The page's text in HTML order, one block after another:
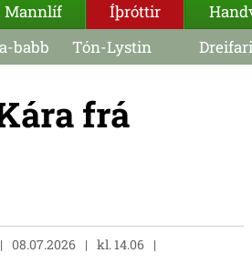
frá
08.07.2026
kl. 14.06
Mannlíf Íþróttir
babb Tón-Lystin